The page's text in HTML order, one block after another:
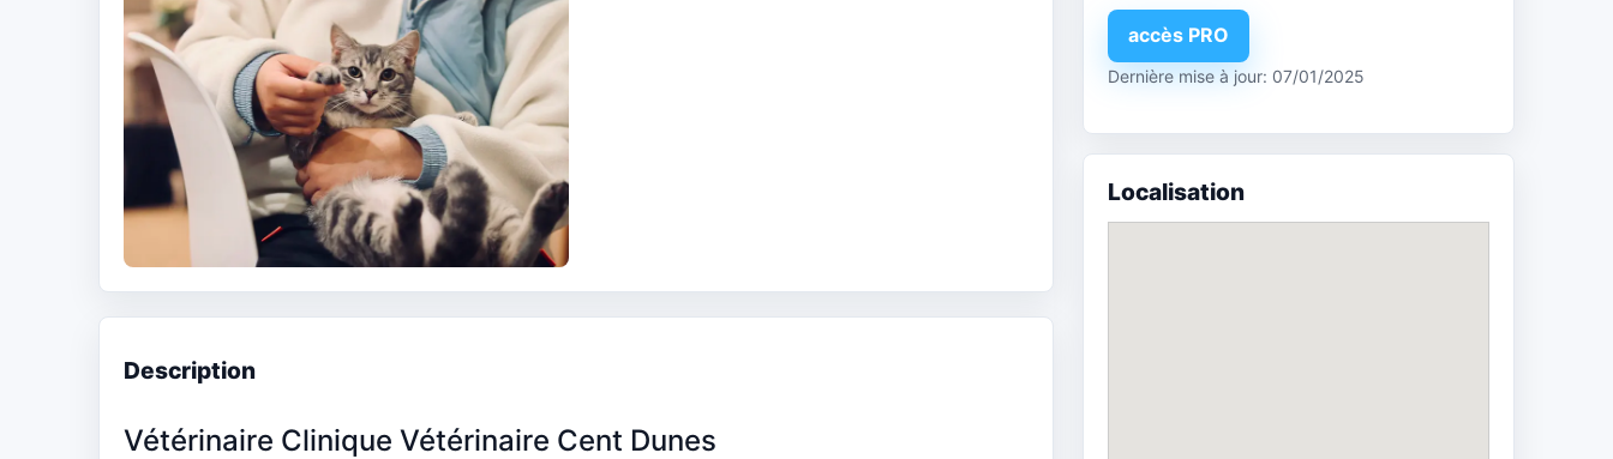
Description
Vétérinaire Clinique Vétérinaire Cent Dunes
accès PRO
Dernière mise à jour: 07/01/2025
Localisation